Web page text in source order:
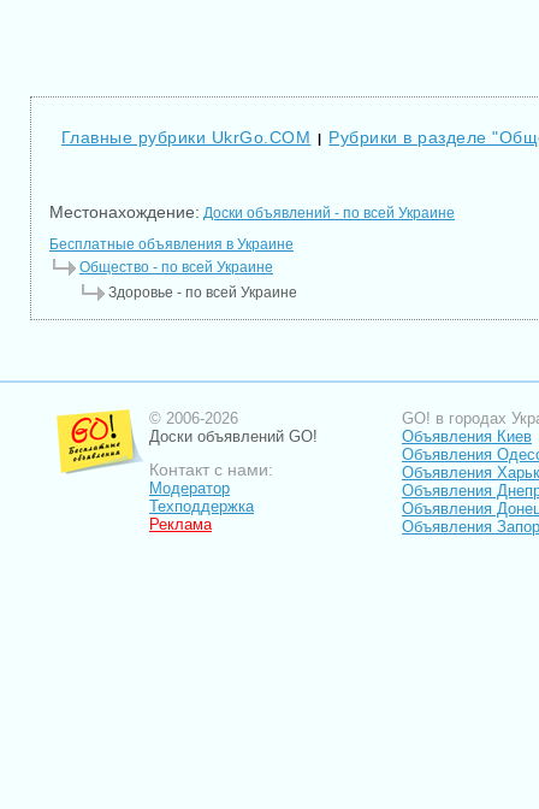
Главные рубрики UkrGo.COM | Рубрики в разделе
Местонахождение: Доски объявлений - по всей Украине
Бесплатные объявления в Украине
Общество - по всей Украине
Здоровье - по всей Украине
© 2006-2026
Доски объявлений GO!
Контакт с нами:
Модератор
Техподдержка
Реклама
GO! в городах
Объявления Киев
Объявления
Объявления
Объявления
Объявления
Объявления